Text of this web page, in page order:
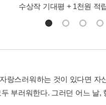
수상작 기대평 + 1천원 적
랑스러워하는 것이 있다면
부러워한다. 그러던 어느 날